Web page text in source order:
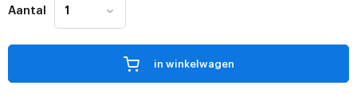
Aantal
in winkelwagen